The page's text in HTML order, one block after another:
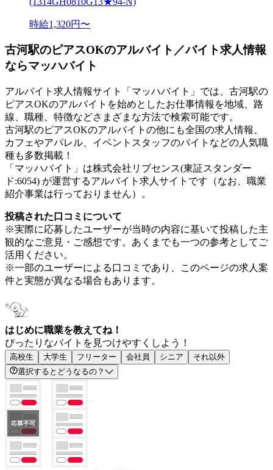
時給1,320円〜
古河駅のピアスOKのアルバイト／バイト求人情報
ならマッハバイト
アルバイト求人情報サイト「マッハバイト」では、古河駅の
ピアスOKのアルバイトを始めとしたお仕事情報を地域、路
線、職種、特徴などさまざまな方法で検索可能です。
古河駅のピアスOKのアルバイトの他にも全国の求人情報、
カフェやアパレル、イベントスタッフのバイトなどの人気職
種も多数掲載！
「マッハバイト」は株式会社リブセンス(東証スタンダー
ド:6054) が運営するアルバイト求人サイトです（なお、職業
紹介事業は行っておりません）。
投稿された口コミについて
※実際に応募したユーザーが当時の内容に基いて投稿した主
観的なご意見・ご感想です。あくまでも一つの参考としてご
活用ください。
※一部のユーザーによる口コミであり、このページの求人案
件と実態が異なる場合もあります。
はじめに職業を教えてね！
ぴったりなバイトを見つけやすくしよう！
高校生 大学生 フリーター 会社員 シニア
それ以外
選択するとどうなるの？